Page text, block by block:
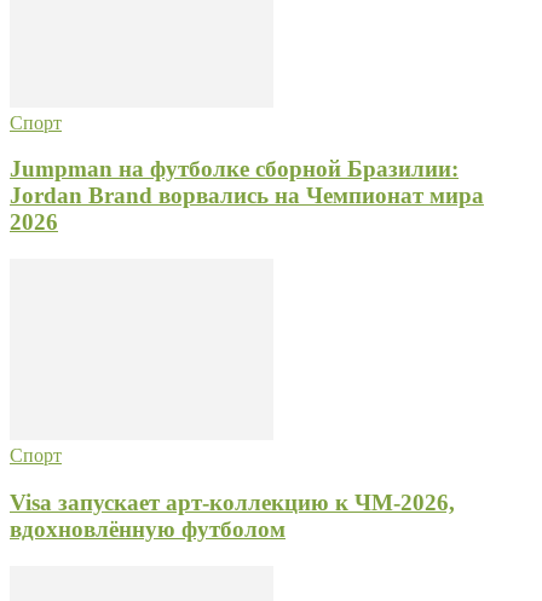
Спорт
Jumpman на футболке сборной Бразилии:
Jordan Brand ворвались на Чемпионат мира
2026
Спорт
Visa запускает арт-коллекцию к ЧМ-2026,
вдохновлённую футболом